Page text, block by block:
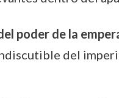
poder de la
del